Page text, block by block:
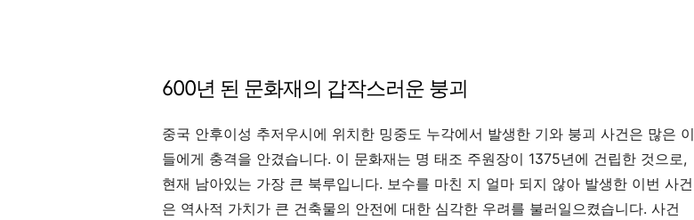
600년 된 문화재의 갑작스러운 붕괴
중국 안후이성 추저우시에 위치한 밍중도 누각에서 발생한 기와 붕괴 사건은 많은 이
들에게 충격을 안겼습니다. 이 문화재는 명 태조 주원장이 1375년에 건립한 것으로,
현재 남아있는 가장 큰 북루입니다. 보수를 마친 지 얼마 되지 않아 발생한 이번 사건
은 역사적 가치가 큰 건축물의 안전에 대한 심각한 우려를 불러일으켰습니다. 사건